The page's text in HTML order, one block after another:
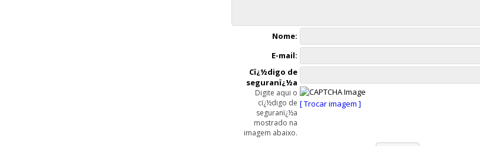
Nome:
E-mail:
Cï¿½digo de
seguranï¿½a
Digite aqui o
cï¿½digo de
seguranï¿½a
mostrado na
imagem abaixo.
[ Trocar imagem ]